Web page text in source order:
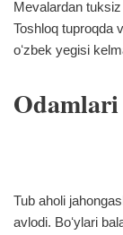
Mevalardan
Toshloq tuproqda
oʻzbek yegisi
Odamlari
Tub aholi
avlodi. Boʻylari